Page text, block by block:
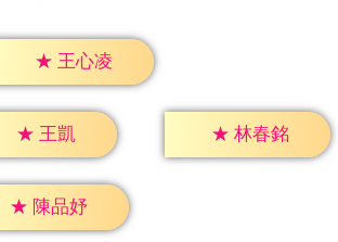
★ 王心凌
★ 王凱 ★ 林春銘
★ 陳品妤